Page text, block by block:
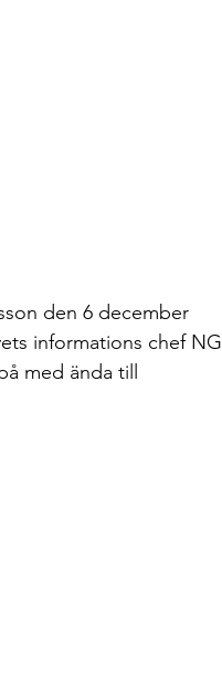
den 6 december
informations chef NG
med ända till